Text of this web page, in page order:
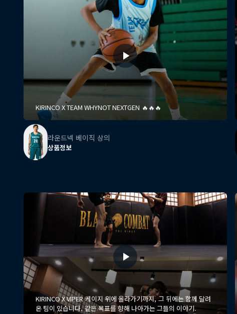
KIRINCO X TEAM WHYNOT NEXTGEN 🔥🔥🔥
라운드넥 베이직 상의
상품정보
KIRINCO X VIPER 케이지 위에 올라가기까지, 그 뒤에는 함께 달려
온 팀이 있습니다. 같은 목표를 향해 나아가는 그들의 이야기.